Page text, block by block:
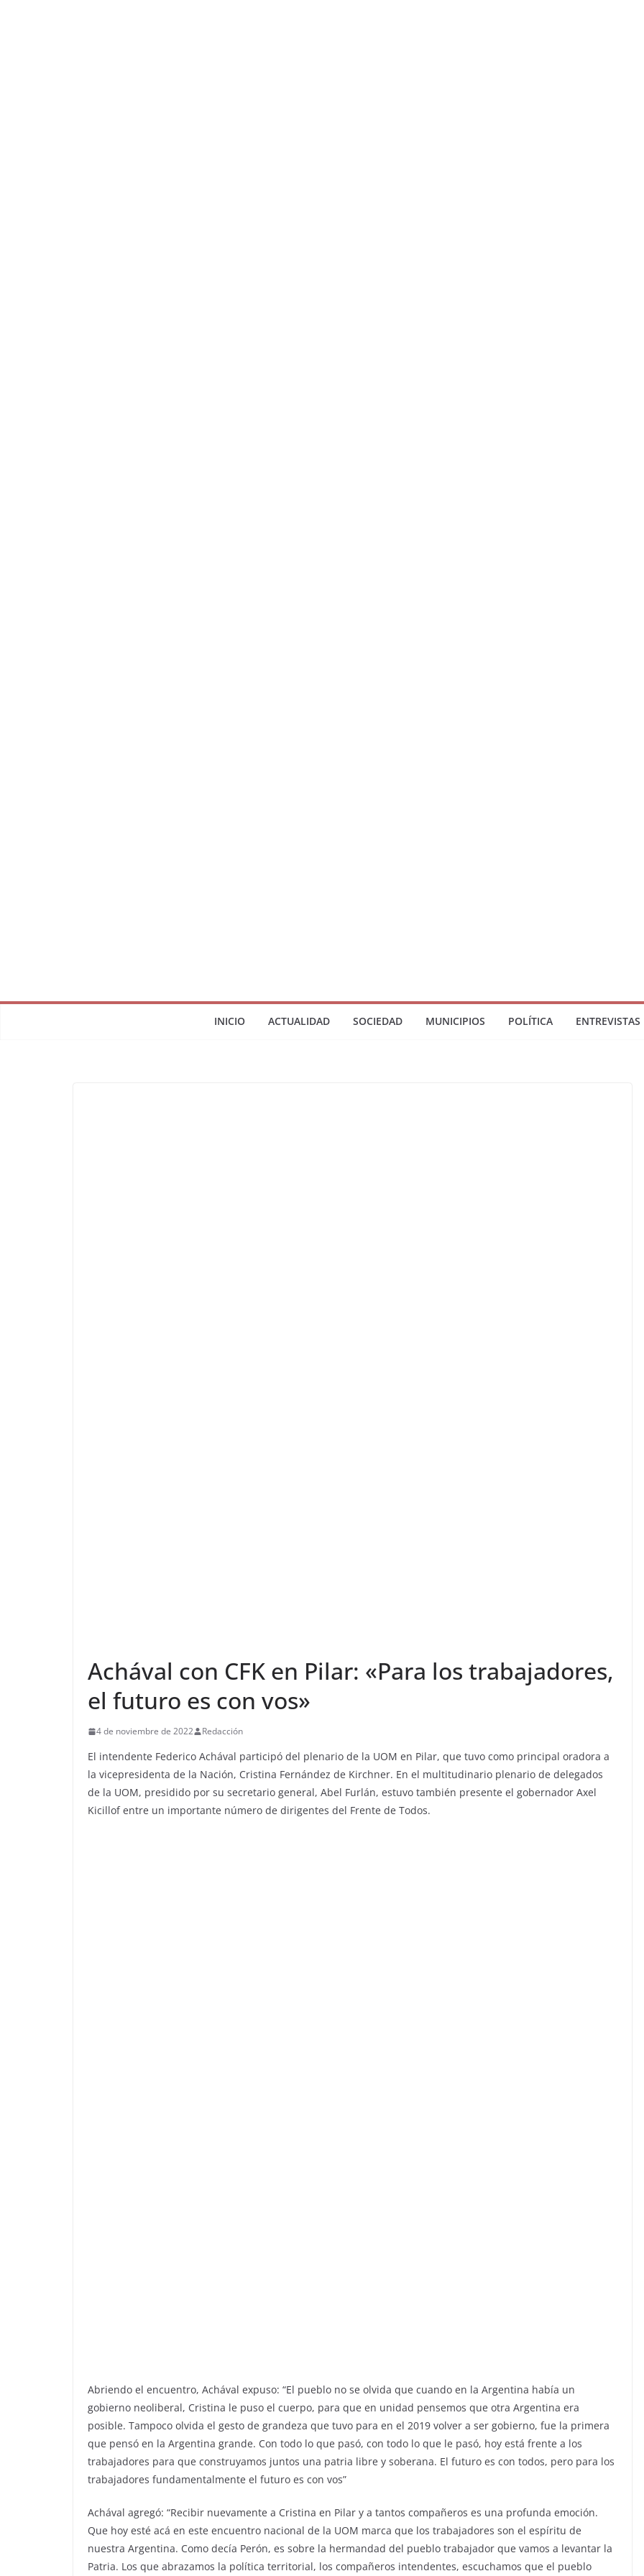
INICIO ACTUALIDAD SOCIEDAD MUNICIPIOS POLÍTICA ENTREVISTAS
Achával con CFK en Pilar: «Para los trabajadores,
el futuro es con vos»
4 de noviembre de 2022 Redacción
El intendente Federico Achával participó del plenario de la UOM en Pilar, que tuvo como principal oradora a
la vicepresidenta de la Nación, Cristina Fernández de Kirchner. En el multitudinario plenario de delegados
de la UOM, presidido por su secretario general, Abel Furlán, estuvo también presente el gobernador Axel
Kicillof entre un importante número de dirigentes del Frente de Todos.
Abriendo el encuentro, Achával expuso: “El pueblo no se olvida que cuando en la Argentina había un
gobierno neoliberal, Cristina le puso el cuerpo, para que en unidad pensemos que otra Argentina era
posible. Tampoco olvida el gesto de grandeza que tuvo para en el 2019 volver a ser gobierno, fue la primera
que pensó en la Argentina grande. Con todo lo que pasó, con todo lo que le pasó, hoy está frente a los
trabajadores para que construyamos juntos una patria libre y soberana. El futuro es con todos, pero para los
trabajadores fundamentalmente el futuro es con vos”
Achával agregó: “Recibir nuevamente a Cristina en Pilar y a tantos compañeros es una profunda emoción.
Que hoy esté acá en este encuentro nacional de la UOM marca que los trabajadores son el espíritu de
nuestra Argentina. Como decía Perón, es sobre la hermandad del pueblo trabajador que vamos a levantar la
Patria. Los que abrazamos la política territorial, los compañeros intendentes, escuchamos que el pueblo